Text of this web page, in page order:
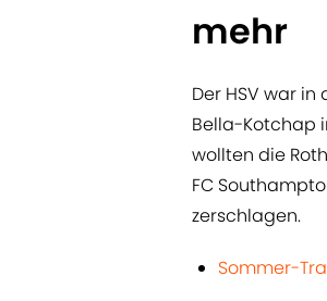
mehr
Der HSV war
Bella-Kotchap
wollten die
FC
zerschlagen.
Sommer-